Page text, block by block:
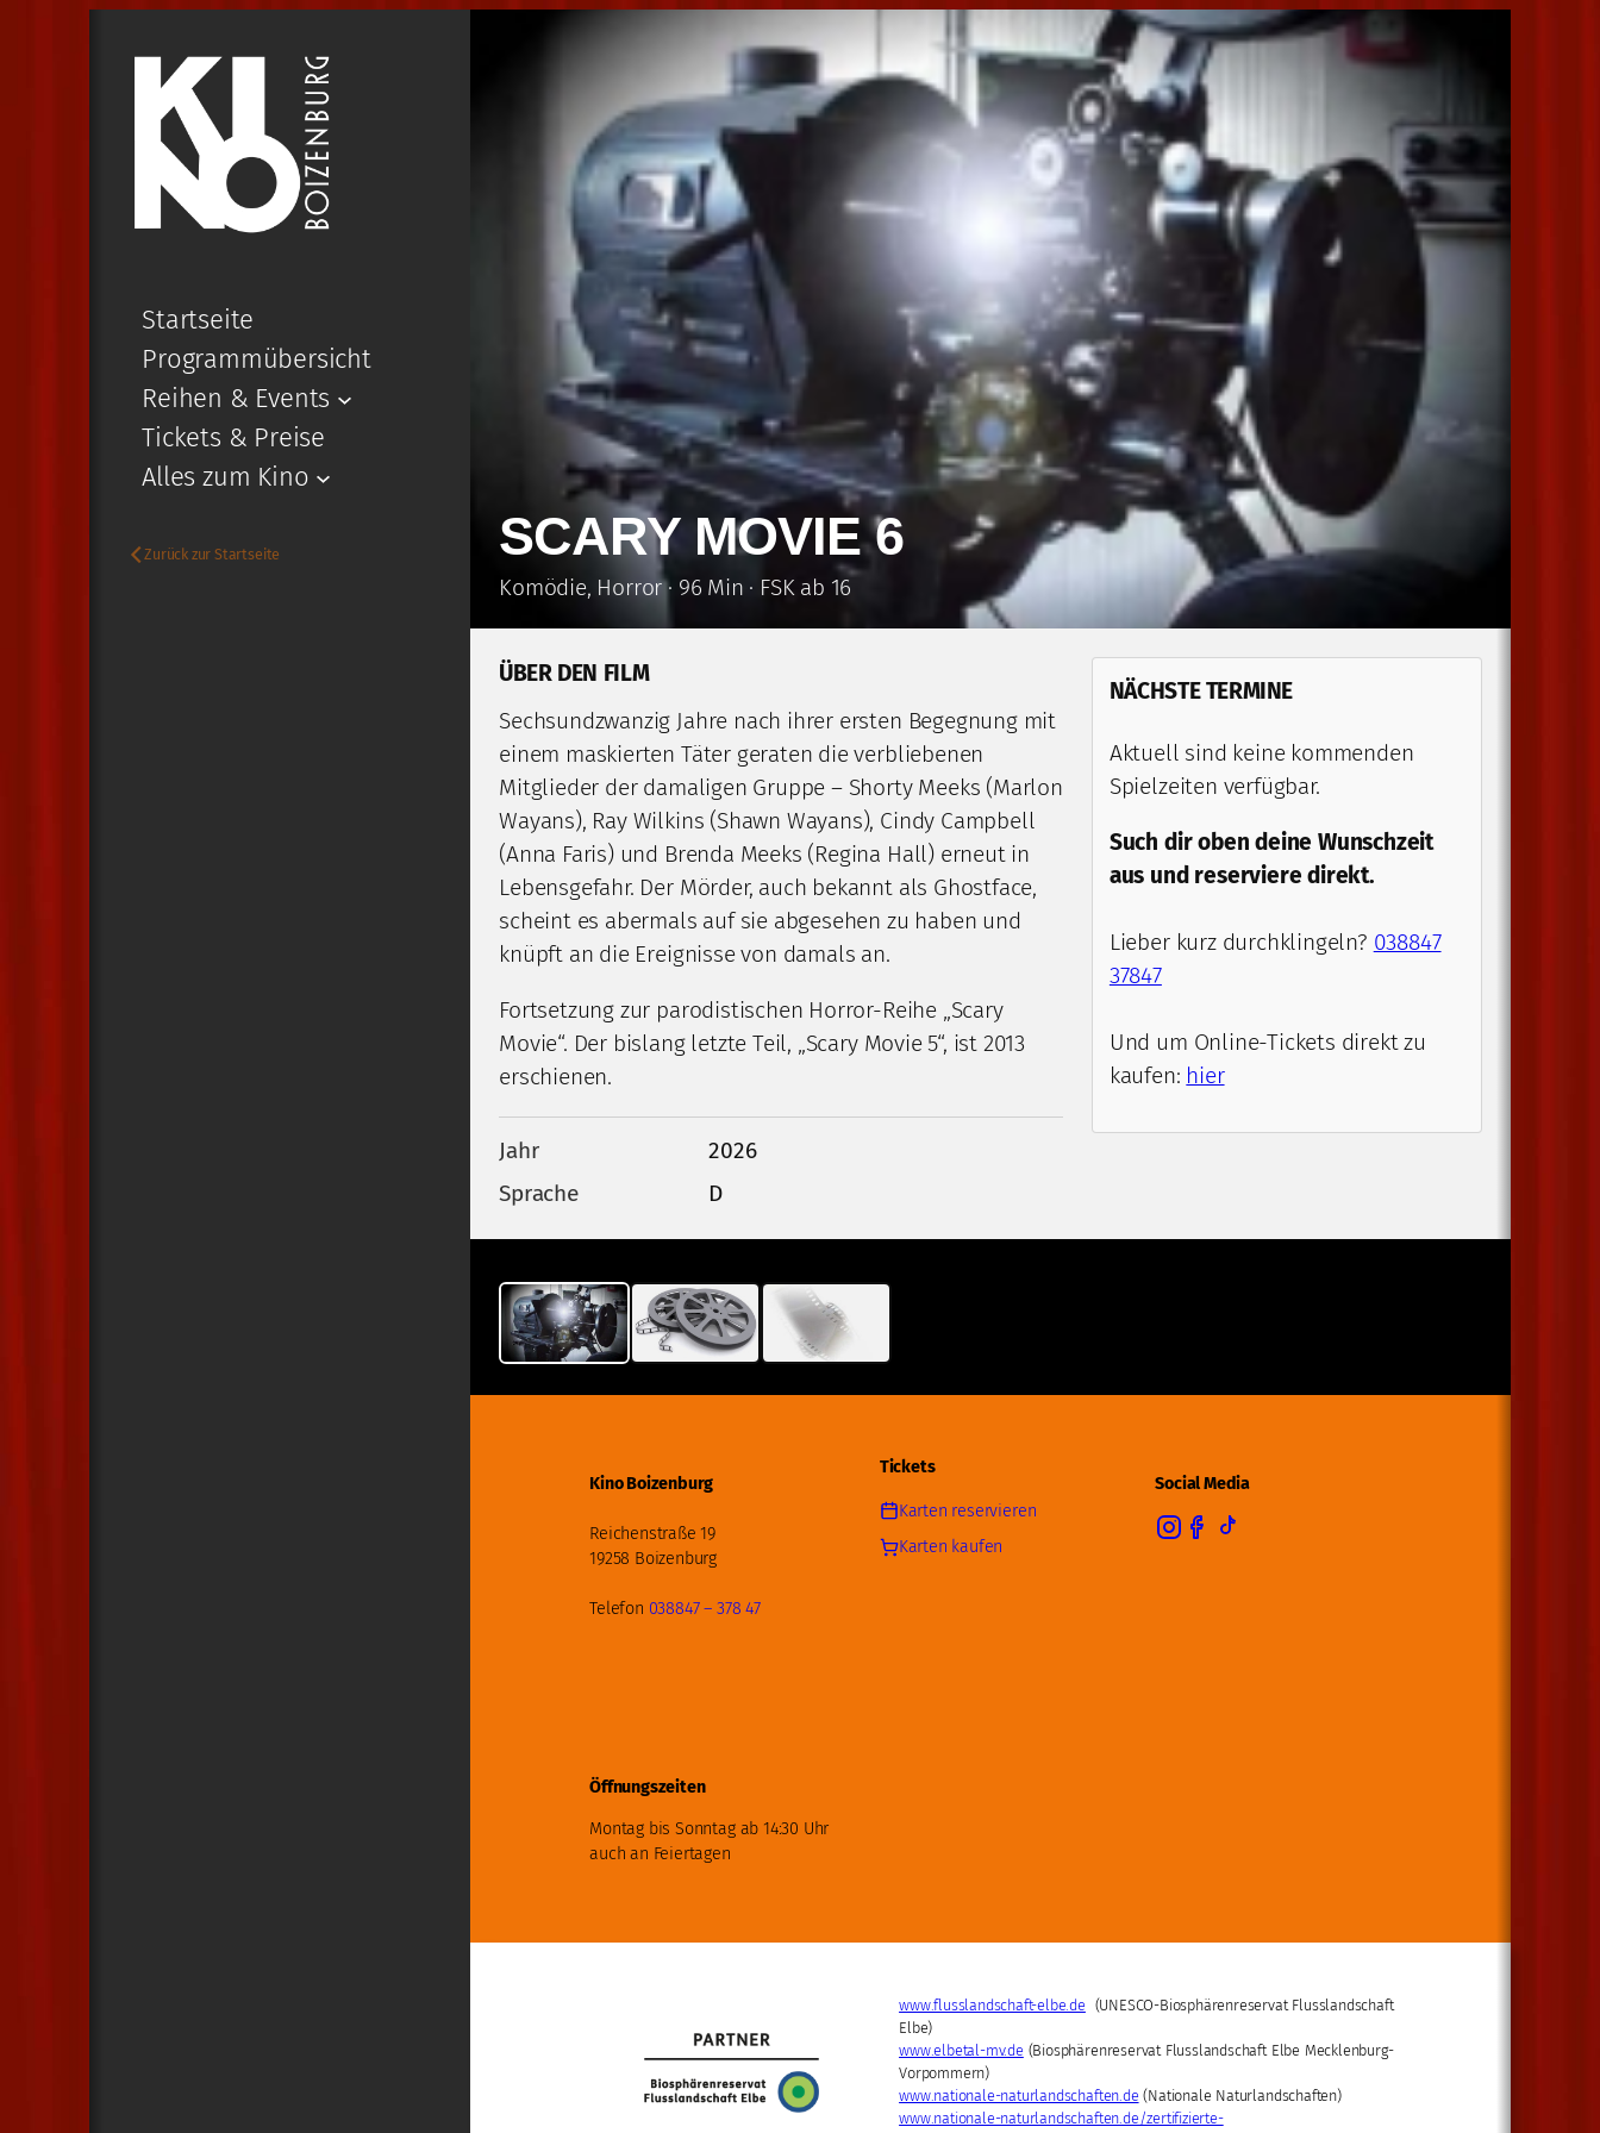
Startseite
Programmübersicht
Reihen & Events
Tickets & Preise
Alles zum Kino
Zurück zur Startseite SCARY MOVIE 6
Komödie, Horror · 96 Min · FSK ab 16
ÜBER DEN FILM
Sechsundzwanzig Jahre nach ihrer ersten Begegnung mit
einem maskierten Täter geraten die verbliebenen
Mitglieder der damaligen Gruppe – Shorty Meeks (Marlon
Wayans), Ray Wilkins (Shawn Wayans), Cindy Campbell
(Anna Faris) und Brenda Meeks (Regina Hall) erneut in
Lebensgefahr. Der Mörder, auch bekannt als Ghostface,
scheint es abermals auf sie abgesehen zu haben und
knüpft an die Ereignisse von damals an.
Fortsetzung zur parodistischen Horror-Reihe „Scary
Movie“. Der bislang letzte Teil, „Scary Movie 5“, ist 2013
erschienen.
Jahr
2026
Sprache
D
NÄCHSTE TERMINE
Aktuell sind keine kommenden
Spielzeiten verfügbar.
Such dir oben deine Wunschzeit
aus und reserviere direkt.
Lieber kurz durchklingeln? 038847
37847
Und um Online-Tickets direkt zu
kaufen: hier
Kino Boizenburg
Reichenstraße 19
19258 Boizenburg
Telefon 038847 – 378 47
Tickets
Karten reservieren
Karten kaufen
Social Media
Öffnungszeiten
Montag bis Sonntag ab 14:30 Uhr
auch an Feiertagen
www.flusslandschaft-elbe.de (UNESCO-Biosphärenreservat Flusslandschaft
Elbe)
www.elbetal-mv.de (Biosphärenreservat Flusslandschaft Elbe Mecklenburg-
Vorpommern)
www.nationale-naturlandschaften.de (Nationale Naturlandschaften)
www.nationale-naturlandschaften.de/zertifizierte-